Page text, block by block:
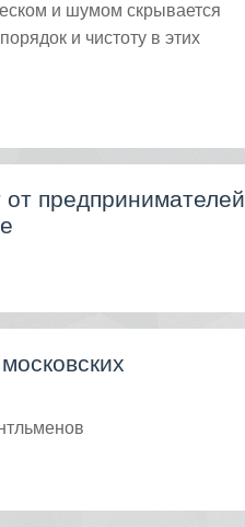
и шумом скрывается
и чистоту в этих
предпринимателей